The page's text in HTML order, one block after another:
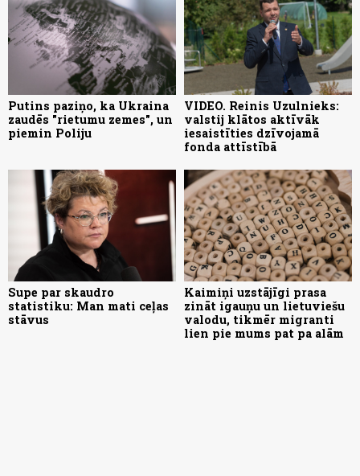
Putins paziņo, ka Ukraina
zaudēs "rietumu zemes", un
piemin Poliju
VIDEO. Reinis Uzulnieks:
valstij klātos aktīvāk
iesaistīties dzīvojamā
fonda attīstībā
Supe par skaudro
statistiku: Man mati ceļas
stāvus
Kaimiņi uzstājīgi prasa
zināt igauņu un lietuviešu
valodu, tikmēr migranti
lien pie mums pat pa alām